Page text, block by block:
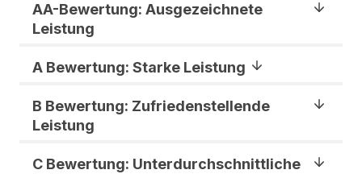
AA-Bewertung: Ausgezeichnete
Leistung
A Bewertung: Starke Leistung
B Bewertung: Zufriedenstellende
Leistung
C Bewertung: Unterdurchschnittliche